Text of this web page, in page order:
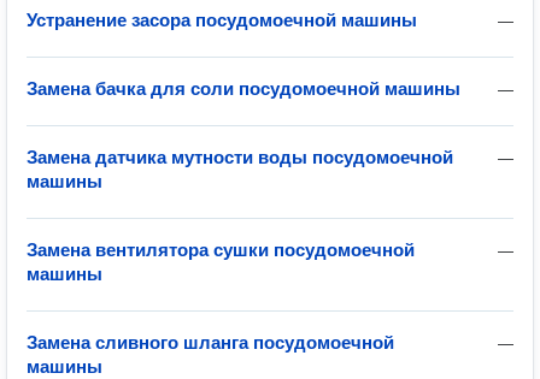
—
Устранение засора посудомоечной машины
—
Замена бачка для соли посудомоечной машины
—
Замена датчика мутности воды посудомоечной
машины
—
Замена вентилятора сушки посудомоечной
машины
—
Замена сливного шланга посудомоечной
машины